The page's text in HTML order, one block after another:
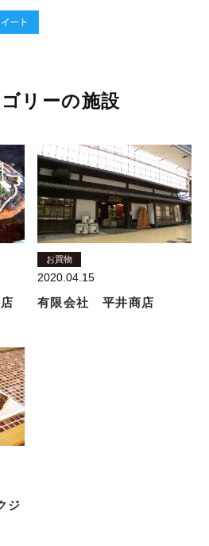
リーの施設
お買物
2020.04.15
有限会社 平井商店
ジ